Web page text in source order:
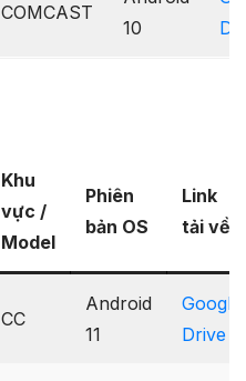
COMCAST
10
Khu
vực /
Model
Phiên
bản OS
Link
tải về
CC
Android
11
Google
Drive